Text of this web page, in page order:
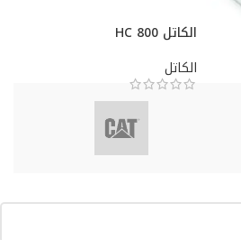
الكاتل HC 800
الكاتل